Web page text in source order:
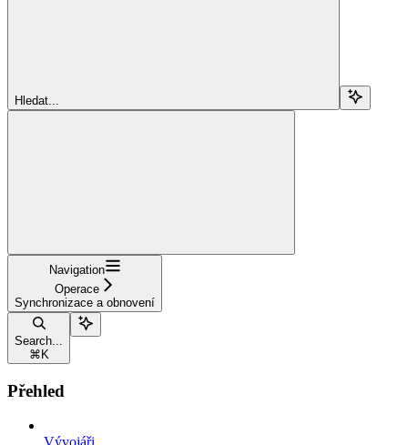
Hledat...
Navigation
Operace
Synchronizace a obnovení
Search...
⌘ K
Přehled